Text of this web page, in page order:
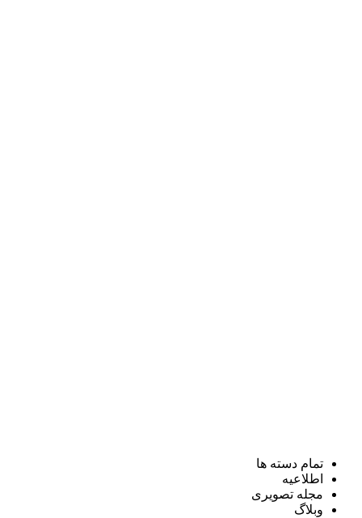
تمام دسته ها
اطلاعیه
مجله تصویری
وبلاگ